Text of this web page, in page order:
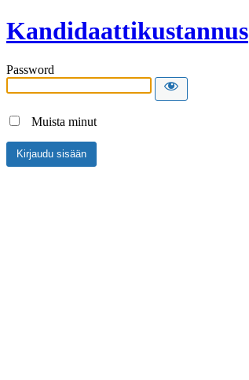
Kandidaattikustannus
Password
Muista minut